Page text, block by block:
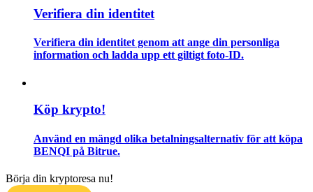
Futures startguide
Handelsstrategier
Lär dig hur du håller dig lönsam
Verifiera din identitet
Verifiera din identitet genom att ange din personliga
information och ladda upp ett giltigt foto-ID.
Köp krypto!
Använd en mängd olika betalningsalternativ för att köpa
BENQI på Bitrue.
Börja din kryptoresa nu!